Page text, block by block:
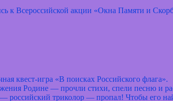
Всероссийской акции «Окна Памяти и
«В поисках Российского флага».
Родине — прочли стихи, спели песню и
триколор — пропал! Чтобы его